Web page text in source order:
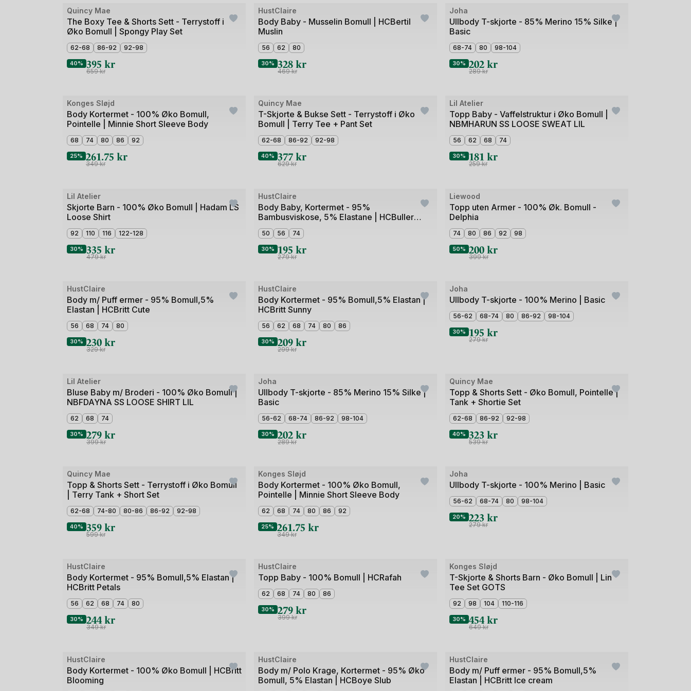
Kortermede plagg er enkle å kombinere med andre babyklær og fungerer like godt til lek hjemme som til bruk i barnehage. Designet er både tidløst og praktisk,
uten unødvendige detaljer som kan irritere babyens hud. Uansett om du leter etter en basic t-shirt, en søt sommertopp eller en naturlig singlet til varme dager,
finner du gode alternativer i vår kolleksjon.
Bli kjent med våre bestselgere fra ogKonges Sløjd
. Fellesnevneren er merker som kombinerer skandinavisk stil med høy kvalitet og
bærekraftige valg.
Outlet
Bilde
av
4
Quincy Mae
The Boxy Tee & Shorts Sett - Terrystoff i
Øko Bomull | Spongy Play Set
62-68 86-92 92-98
40% 395 kr
659kr
Outlet
Bilde
av
HustClaire
Body Baby - Musselin Bomull | HCBertil
Muslin
56 62 80
30% 328kr
469kr
Outlet
Joha
Ullbody T-skjorte - 85% Merino 15% Silke |
Basic
68-74 80 98-104
30% 202kr
289kr
Outlet
Bilde
av
Konges Sløjd
Body Kortermet - 100% Øko Bomull,
Pointelle | Minnie Short Sleeve Body
68 74 80 86 92
25% 261.75 kr
349kr
Outlet
Bilde
av
Quincy Mae
T-Skjorte & Bukse Sett - Terrystoff i Øko
Bomull | Terry Tee + Pant Set
62-68 86-92 92-98
40% 377kr
629kr
Outlet
Bilde
av
Lil Atelier
Topp Baby - Vaffelstruktur i Øko Bomull |
NBMHARUN SS LOOSE SWEAT LIL
56 62 68 74
30% 181 kr
259kr
Outlet
Bilde
av
Lil Atelier
Skjorte Barn - 100% Øko Bomull | Hadam LS
Loose Shirt
92 110 116 122-128
30% 335 kr
479kr
Outlet
Bilde
av
HustClaire
Body Baby, Kortermet - 95%
Bambusviskose, 5% Elastane | HCBuller
Butterfly
50 56 74
30% 195 kr
279kr
Outlet
Bilde
av
Liewood
Topp uten Armer - 100% Øk. Bomull -
Delphia
74 80 86 92 98
50% 200kr
399kr
Outlet
Bilde
av
HustClaire
Body m/ Puff ermer - 95% Bomull,5%
Elastan | HCBritt Cute
56 68 74 80
30% 230kr
329kr
Outlet
Bilde
av
HustClaire
Body Kortermet - 95% Bomull,5% Elastan |
HCBritt Sunny
56 62 68 74 80 86
30% 209kr
299kr
Outlet
Joha
Ullbody T-skjorte - 100% Merino | Basic
56-62 68-74 80 86-92 98-104
30% 195 kr
279kr
Outlet
Bilde
av
Lil Atelier
Bluse Baby m/ Broderi - 100% Øko Bomull |
NBFDAYNA SS LOOSE SHIRT LIL
62 68 74
30% 279kr
399kr
Outlet
Joha
Ullbody T-skjorte - 85% Merino 15% Silke |
Basic
56-62 68-74 86-92 98-104
30% 202kr
289kr
Outlet
Bilde
av
4
Quincy Mae
Topp & Shorts Sett - Øko Bomull, Pointelle |
Tank + Shortie Set
62-68 86-92 92-98
40% 323kr
539kr
Outlet
Bilde
Quincy Mae
Topp & Shorts Sett - Terrystoff i Øko Bomull
| Terry Tank + Short Set
62-68 74-80 80-86 86-92 92-98
40% 359kr
599kr
Outlet
Bilde
av
Konges Sløjd
Body Kortermet - 100% Øko Bomull,
Pointelle | Minnie Short Sleeve Body
62 68 74 80 86 92
25% 261.75 kr
349kr
Outlet
Joha
Ullbody T-skjorte - 100% Merino | Basic
56-62 68-74 80 98-104
20% 223kr
279kr
Outlet
Bilde
av
4
HustClaire
Body Kortermet - 95% Bomull,5% Elastan |
HCBritt Petals
56 62 68 74 80
30% 244kr
349kr
Outlet
Bilde
av
HustClaire
Topp Baby - 100% Bomull | HCRafah
62 68 74 80 86
30% 279kr
399kr
Outlet
Bilde
av
Konges Sløjd
T-Skjorte & Shorts Barn - Øko Bomull | Lin
Tee Set GOTS
92 98 104 110-116
30% 454kr
649kr
Outlet
Bilde
av
HustClaire
Body Kortermet - 100% Øko Bomull | HCBritt
Blooming
Outlet
Bilde
av
HustClaire
Body m/ Polo Krage, Kortermet - 95% Øko
Bomull, 5% Elastan | HCBoye Slub
Outlet
Bilde
av
HustClaire
Body m/ Puff ermer - 95% Bomull,5%
Elastan | HCBritt Ice cream